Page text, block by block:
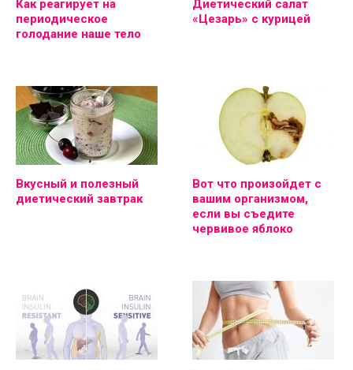
Как реагирует на
периодическое
голодание наше тело
Диетический салат
«Цезарь» с курицей
Вкусный и полезный
диетический завтрак
Вот что произойдет с
вашим организмом,
если вы съедите
червивое яблоко